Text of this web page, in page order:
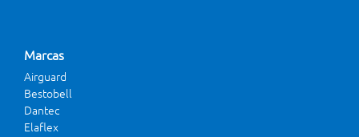
Marcas
Airguard
Bestobell
Dantec
Elaflex